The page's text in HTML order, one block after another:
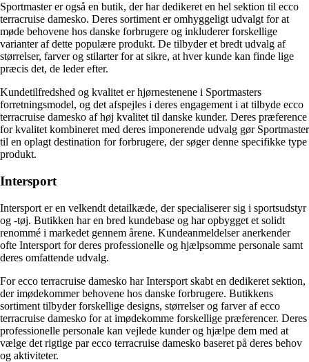
Sportmaster er også en butik, der har dedikeret en hel sektion til ecco
terracruise damesko. Deres sortiment er omhyggeligt udvalgt for at
møde behovene hos danske forbrugere og inkluderer forskellige
varianter af dette populære produkt. De tilbyder et bredt udvalg af
størrelser, farver og stilarter for at sikre, at hver kunde kan finde lige
præcis det, de leder efter.
Kundetilfredshed og kvalitet er hjørnestenene i Sportmasters
forretningsmodel, og det afspejles i deres engagement i at tilbyde ecco
terracruise damesko af høj kvalitet til danske kunder. Deres præference
for kvalitet kombineret med deres imponerende udvalg gør Sportmaster
til en oplagt destination for forbrugere, der søger denne specifikke type
produkt.
Intersport
Intersport er en velkendt detailkæde, der specialiserer sig i sportsudstyr
og -tøj. Butikken har en bred kundebase og har opbygget et solidt
renommé i markedet gennem årene. Kundeanmeldelser anerkender
ofte Intersport for deres professionelle og hjælpsomme personale samt
deres omfattende udvalg.
For ecco terracruise damesko har Intersport skabt en dedikeret sektion,
der imødekommer behovene hos danske forbrugere. Butikkens
sortiment tilbyder forskellige designs, størrelser og farver af ecco
terracruise damesko for at imødekomme forskellige præferencer. Deres
professionelle personale kan vejlede kunder og hjælpe dem med at
vælge det rigtige par ecco terracruise damesko baseret på deres behov
og aktiviteter.